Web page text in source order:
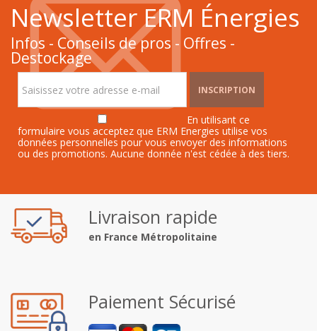
Newsletter ERM Énergies
Infos - Conseils de pros - Offres -
Destockage
INSCRIPTION
En utilisant ce
formulaire vous acceptez que ERM Energies utilise vos
données personnelles pour vous envoyer des informations
ou des promotions. Aucune donnée n'est cédée à des tiers.
Livraison rapide
en France Métropolitaine
Paiement Sécurisé